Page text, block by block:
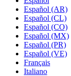
Español (AR)
Español (CL)
Español (CO)
Español (MX)
Español (PR)
Español (VE)
Français
Italiano